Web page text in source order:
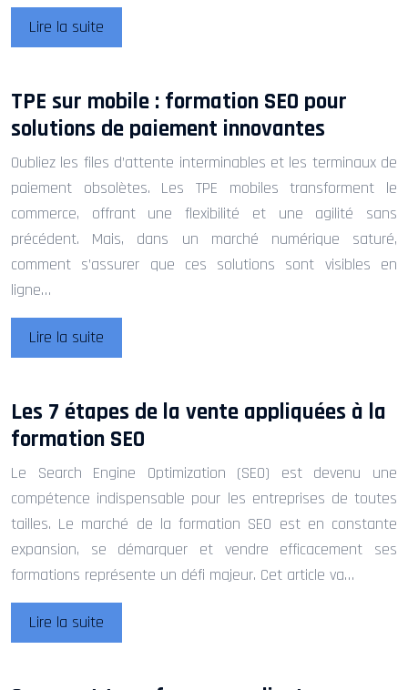
Lire la suite
TPE sur mobile : formation SEO pour
solutions de paiement innovantes
Oubliez les files d’attente interminables et les terminaux de
paiement obsolètes. Les TPE mobiles transforment le
commerce, offrant une flexibilité et une agilité sans
précédent. Mais, dans un marché numérique saturé,
comment s’assurer que ces solutions sont visibles en
ligne…
Lire la suite
Les 7 étapes de la vente appliquées à la
formation SEO
Le Search Engine Optimization (SEO) est devenu une
compétence indispensable pour les entreprises de toutes
tailles. Le marché de la formation SEO est en constante
expansion, se démarquer et vendre efficacement ses
formations représente un défi majeur. Cet article va…
Lire la suite